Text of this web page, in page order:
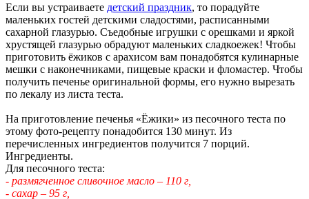
Если вы устраиваете детский праздник, то порадуйте
маленьких гостей детскими сладостями, расписанными
сахарной глазурью. Съедобные игрушки с орешками и яркой
хрустящей глазурью обрадуют маленьких сладкоежек! Чтобы
приготовить ёжиков с арахисом вам понадобятся кулинарные
мешки с наконечниками, пищевые краски и фломастер. Чтобы
получить печенье оригинальной формы, его нужно вырезать
по лекалу из листа теста.
На приготовление печенья «Ёжики» из песочного теста по
этому фото-рецепту понадобится 130 минут. Из
перечисленных ингредиентов получится 7 порций.
Ингредиенты.
Для песочного теста:
- размягченное сливочное масло – 110 г,
- сахар – 95 г,